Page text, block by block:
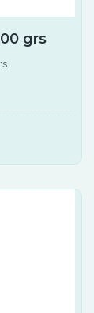
grs